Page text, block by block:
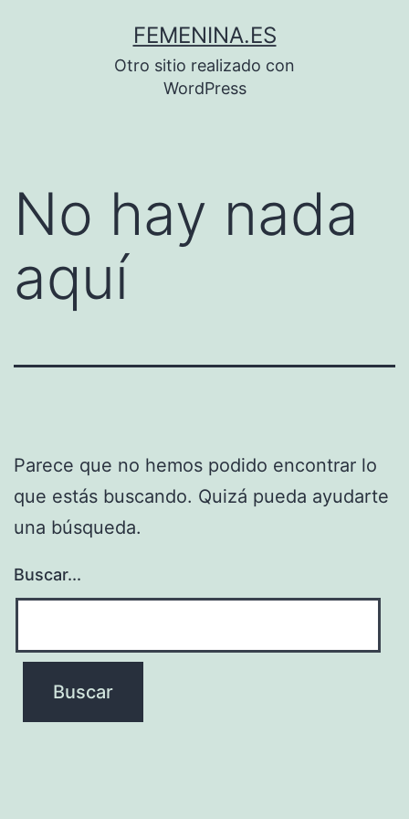
FEMENINA.ES
Otro sitio realizado con
WordPress
No hay nada
aquí
Parece que no hemos podido encontrar lo
que estás buscando. Quizá pueda ayudarte
una búsqueda.
Buscar...